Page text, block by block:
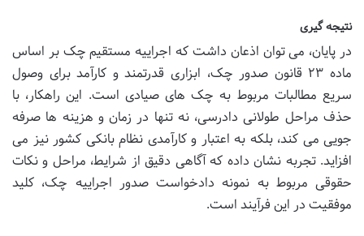
نتیجه گیری
در پایان، می توان اذعان داشت که اجراییه مستقیم چک بر اساس
ماده ۲۳ قانون صدور چک، ابزاری قدرتمند و کارآمد برای وصول
سریع مطالبات مربوط به چک های صیادی است. این راهکار، با
حذف مراحل طولانی دادرسی، نه تنها در زمان و هزینه ها صرفه
جویی می کند، بلکه به اعتبار و کارآمدی نظام بانکی کشور نیز می
افزاید. تجربه نشان داده که آگاهی دقیق از شرایط، مراحل و نکات
حقوقی مربوط به نمونه دادخواست صدور اجراییه چک، کلید
موفقیت در این فرآیند است.